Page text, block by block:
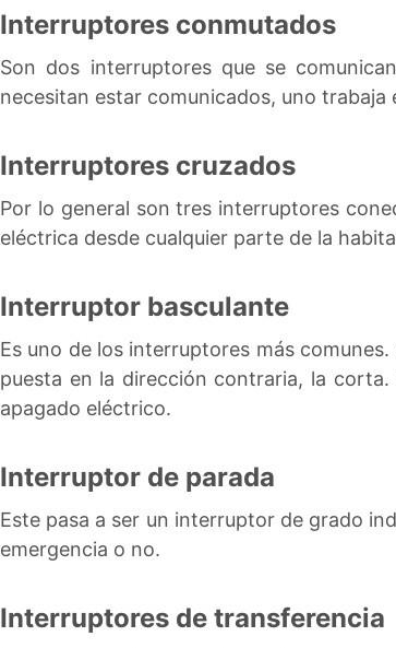
Interruptores conmutados
Son dos interruptores que se
necesitan estar comunicados, uno
Interruptores cruzados
Por lo general son tres interruptores
eléctrica desde cualquier parte de la
Interruptor basculante
Es uno de los interruptores más
puesta en la dirección contraria, la
apagado eléctrico.
Interruptor de parada
Este pasa a ser un interruptor de grado
emergencia o no.
Interruptores de transferencia